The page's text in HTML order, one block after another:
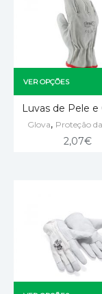
VER OPÇÕES
Luvas de Pele e
Glova, Proteção
2,07€